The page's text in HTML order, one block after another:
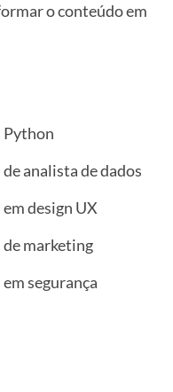
o conteúdo em
Python
analista de dados
design UX
marketing
segurança